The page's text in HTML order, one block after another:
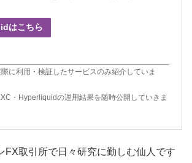
はこちら
に利用・検証したサービスのみ紹介していま
・Hyperliquidの運用結果を随時公開していきま
FX取引所で日々研究に勤しむ仙人です